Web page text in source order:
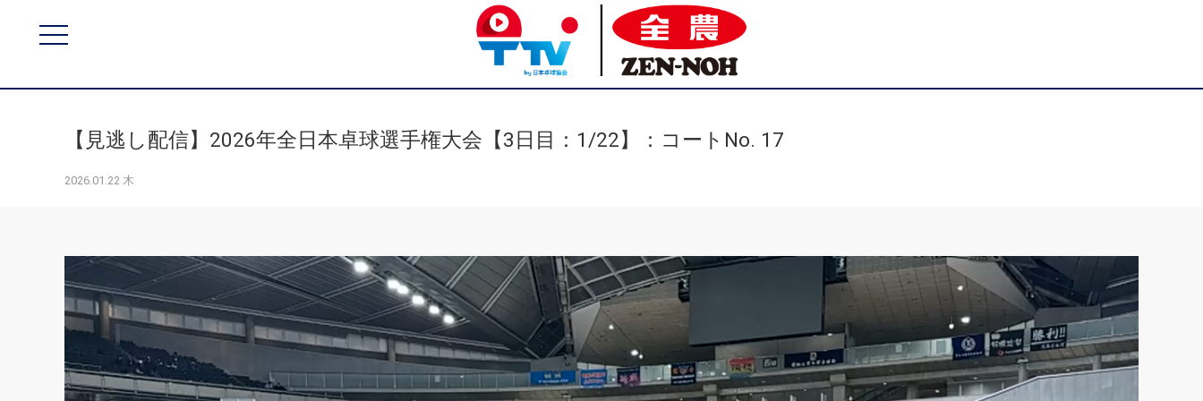
【見逃し配信】2026年全日本卓球選手権大会【3日目：1/22】：コートNo. 17
2026.01.22 木